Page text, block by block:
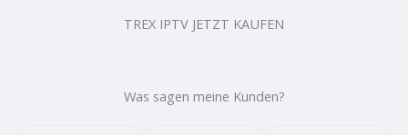
TREX IPTV JETZT KAUFEN
Was sagen meine Kunden?